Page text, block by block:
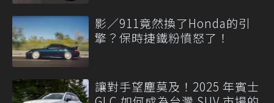
影／911竟然換了Honda的引
擎？保時捷鐵粉憤怒了！
讓對手望塵莫及！2025 年賓士